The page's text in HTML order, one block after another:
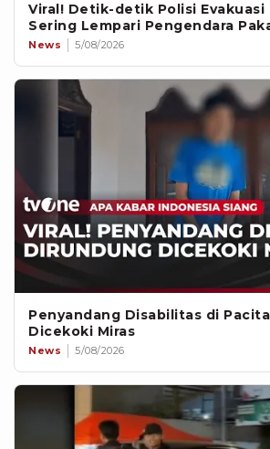
Viral! Detik-detik Polisi Evakuasi
Sering Lempari Pengendara
News 5/08/2026
Penyandang Disabilitas di
Dicekoki Miras
News 5/08/2026